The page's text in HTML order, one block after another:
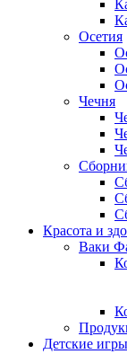
Осетия
Чечня
Красота и
Ваки
Детские игры